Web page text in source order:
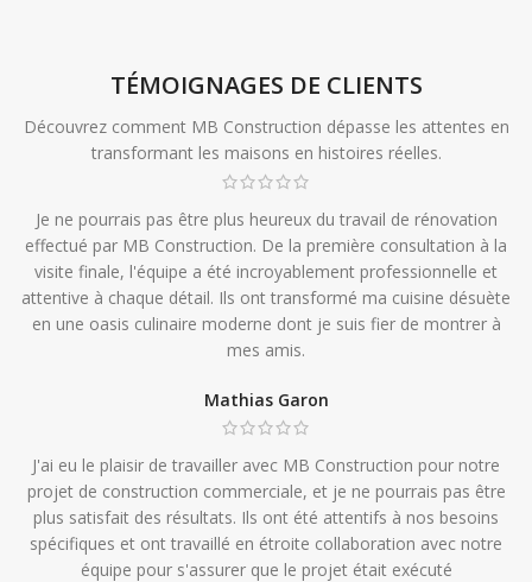
TÉMOIGNAGES DE CLIENTS
Découvrez comment MB Construction dépasse les attentes en
transformant les maisons en histoires réelles.
Je ne pourrais pas être plus heureux du travail de rénovation
effectué par MB Construction. De la première consultation à la
visite finale, l'équipe a été incroyablement professionnelle et
attentive à chaque détail. Ils ont transformé ma cuisine désuète
en une oasis culinaire moderne dont je suis fier de montrer à
mes amis.
Mathias Garon
J'ai eu le plaisir de travailler avec MB Construction pour notre
projet de construction commerciale, et je ne pourrais pas être
plus satisfait des résultats. Ils ont été attentifs à nos besoins
spécifiques et ont travaillé en étroite collaboration avec notre
équipe pour s'assurer que le projet était exécuté